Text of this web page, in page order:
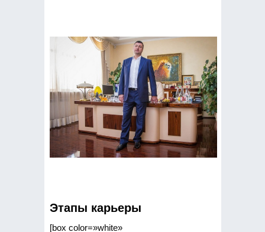
Этапы карьеры
[box color=»white»